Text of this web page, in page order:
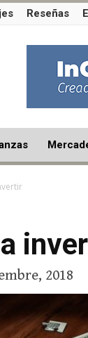
Reseñas
2018